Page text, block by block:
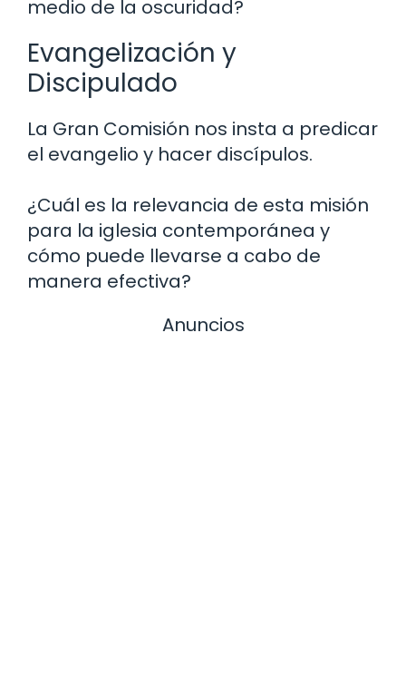
medio de la oscuridad?
Evangelización y
Discipulado
La Gran Comisión nos insta a predicar
el evangelio y hacer discípulos.
¿Cuál es la relevancia de esta misión
para la iglesia contemporánea y
cómo puede llevarse a cabo de
manera efectiva?
Anuncios